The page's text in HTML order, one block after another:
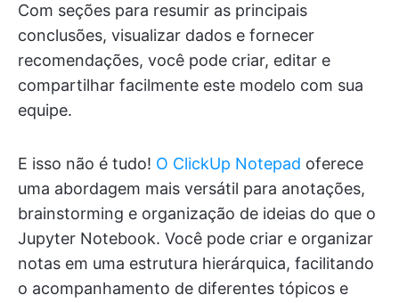
Com seções para resumir as principais
conclusões, visualizar dados e fornecer
recomendações, você pode criar, editar e
compartilhar facilmente este modelo com sua
equipe.
E isso não é tudo! O ClickUp Notepad oferece
uma abordagem mais versátil para anotações,
brainstorming e organização de ideias do que o
Jupyter Notebook. Você pode criar e organizar
notas em uma estrutura hierárquica, facilitando
o acompanhamento de diferentes tópicos e